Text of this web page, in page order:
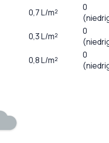
0,7L/m²
0
0,3L/m²
0
0,8L/m²
0